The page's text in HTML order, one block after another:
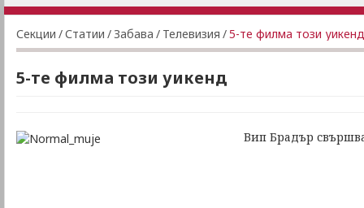
Секции /Статии / Забава / Телевизия /5-те филма този уикенд
5-те филма този уикенд
Вип Брадър